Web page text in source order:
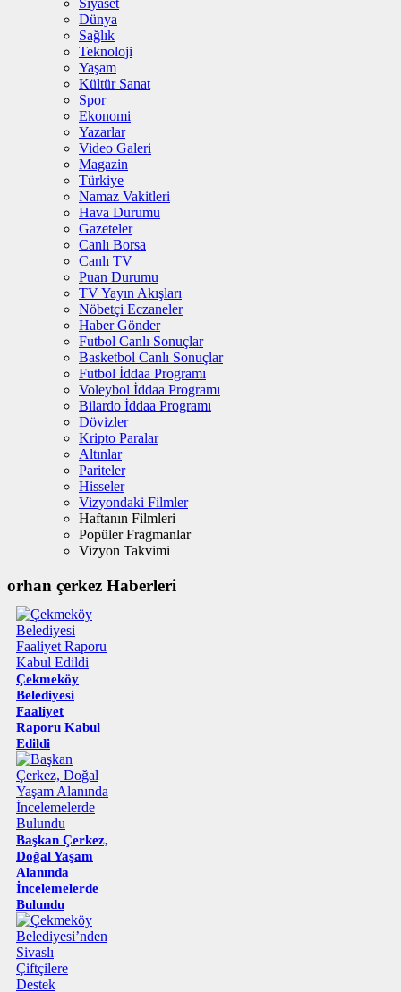
Siyaset
Dünya
Sağlık
Teknoloji
Yaşam
Kültür Sanat
Spor
Ekonomi
Yazarlar
Video Galeri
Magazin
Türkiye
Namaz Vakitleri
Hava Durumu
Gazeteler
Canlı Borsa
Canlı TV
Puan Durumu
TV Yayın Akışları
Nöbetçi Eczaneler
Haber Gönder
Futbol Canlı Sonuçlar
Basketbol Canlı Sonuçlar
Futbol İddaa Programı
Voleybol İddaa Programı
Bilardo İddaa Programı
Dövizler
Kripto Paralar
Altınlar
Pariteler
Hisseler
Vizyondaki Filmler
Haftanın Filmleri
Popüler Fragmanlar
Vizyon Takvimi
orhan çerkez Haberleri
Çekmeköy
Belediyesi
Faaliyet
Raporu Kabul
Edildi
Başkan Çerkez,
Doğal Yaşam
Alanında
İncelemelerde
Bulundu